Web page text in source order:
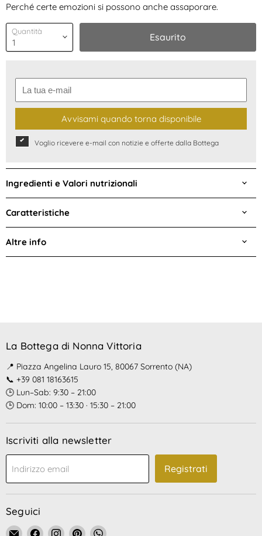
Perché certe emozioni si possono anche assaporare.
Quantità
Esaurito
Avvisami quando torna disponibile
Voglio ricevere e-mail con notizie e offerte dalla Bottega
Ingredienti e Valori nutrizionali
Caratteristiche
Altre info
La Bottega di Nonna Vittoria
📍 Piazza Angelina Lauro 15, 80067 Sorrento (NA)
📞 +39 081 18163615
🕒 Lun–Sab: 9:30 – 21:00
🕒 Dom: 10:00 – 13:30 · 15:30 – 21:00
Iscriviti alla newsletter
Indirizzo email Registrati
Seguici
EmailTrovaciTrovaciTrovaciTrovaci